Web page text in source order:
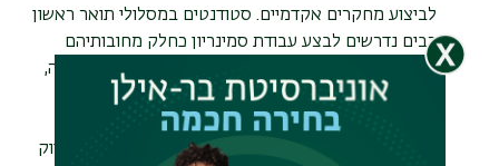
לביצוע מחקרים אקדמיים. סטודנטים במסלולי תואר ראשון
רבים נדרשים לבצע עבודת סמינריון כחלק מחובותיהם
האקדמיות וכתנאי לקבלת התואר הראשון במדעי החברה,
ועבודה זו על פי רוב כוללת מחקר. הכרת שיטות מחקר
אקדמיות מציידות אפוא את הסטודנטים בכישורי מחקר,
ומקנות כלים יישומיים לעריכת מחקר עצמאי ומקורי. בדיוק